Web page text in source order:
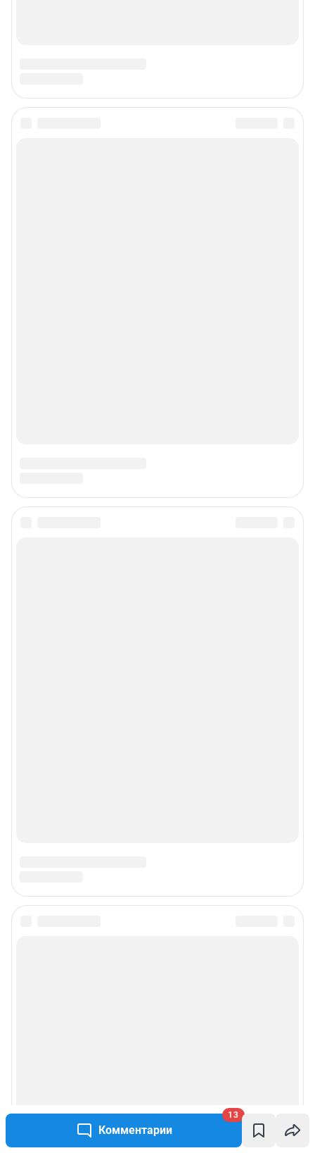
Комментарии
13